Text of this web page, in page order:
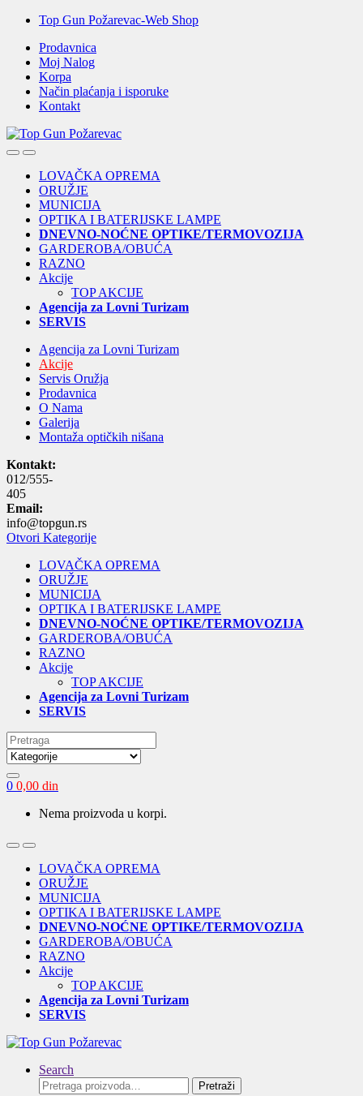
Skip
navigation
Skip
content
Top Gun Požarevac-Web Shop
Prodavnica
Moj Nalog
Korpa
Način plaćanja i isporuke
Kontakt
OpenClose
LOVAČKA OPREMA
ORUŽJE
MUNICIJA
OPTIKA I BATERIJSKE LAMPE
DNEVNO-NOĆNE OPTIKE/TERMOVOZIJA
GARDEROBA/OBUĆA
RAZNO
Akcije
TOP AKCIJE
Agencija za Lovni Turizam
SERVIS
Agencija za Lovni Turizam
Akcije
Servis Oružja
Prodavnica
O Nama
Galerija
Montaža optičkih nišana
Kontakt:
012/555-
405
Email:
info@topgun.rs
Otvori Kategorije
LOVAČKA OPREMA
ORUŽJE
MUNICIJA
OPTIKA I BATERIJSKE LAMPE
DNEVNO-NOĆNE OPTIKE/TERMOVOZIJA
GARDEROBA/OBUĆA
RAZNO
Akcije
TOP AKCIJE
Agencija za Lovni Turizam
SERVIS
Search
for:
0 0,00 din
Nema proizvoda u korpi.
OpenClose
LOVAČKA OPREMA
ORUŽJE
MUNICIJA
OPTIKA I BATERIJSKE LAMPE
DNEVNO-NOĆNE OPTIKE/TERMOVOZIJA
GARDEROBA/OBUĆA
RAZNO
Akcije
TOP AKCIJE
Agencija za Lovni Turizam
SERVIS
Search
Pretraga
Pretraži